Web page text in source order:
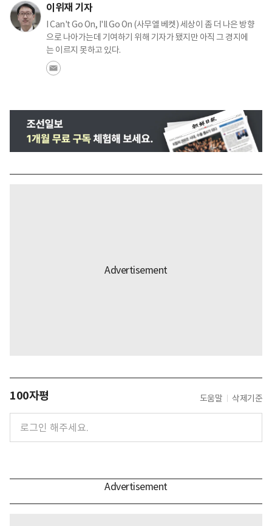
이위재 기자
I Can't Go On, I'll Go On (사무엘 베켓) 세상이 좀 더 나은 방향
으로 나아가는데 기여하기 위해 기자가 됐지만 아직 그 경지에
는 이르지 못하고 있다.
100자평 도움말 삭제기준